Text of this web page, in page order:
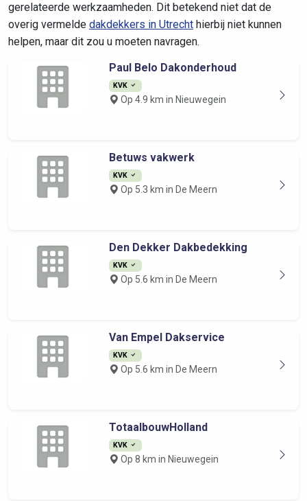
gerelateerde werkzaamheden. Dit betekend niet dat de
overig vermelde dakdekkers in Utrecht hierbij niet kunnen
helpen, maar dit zou u moeten navragen.
Paul Belo Dakonderhoud
KVK
Op 4.9 km in Nieuwegein
Betuws vakwerk
KVK
Op 5.3 km in De Meern
Den Dekker Dakbedekking
KVK
Op 5.6 km in De Meern
Van Empel Dakservice
KVK
Op 5.6 km in De Meern
TotaalbouwHolland
KVK
Op 8 km in Nieuwegein